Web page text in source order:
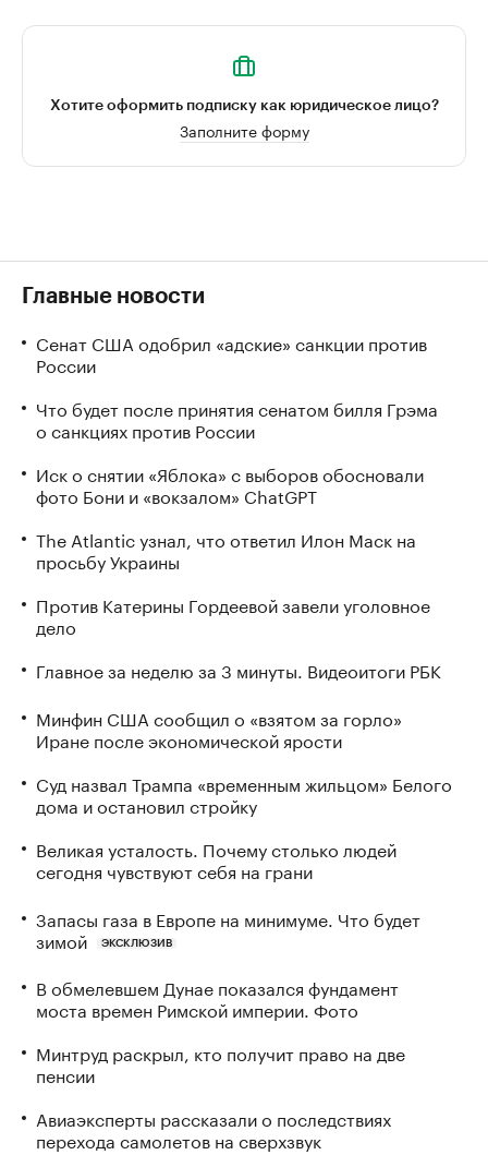
Хотите оформить подписку как юридическое лицо?
Заполните форму
Главные новости
Сенат США одобрил «адские» санкции против
России
Что будет после принятия сенатом билля Грэма
о санкциях против России
Иск о снятии «Яблока» с выборов обосновали
фото Бони и «вокзалом» ChatGPT
The Atlantic узнал, что ответил Илон Маск на
просьбу Украины
Против Катерины Гордеевой завели уголовное
дело
Главное за неделю за 3 минуты. Видеоитоги РБК
Минфин США сообщил о «взятом за горло»
Иране после экономической ярости
Суд назвал Трампа «временным жильцом» Белого
дома и остановил стройку
Великая усталость. Почему столько людей
сегодня чувствуют себя на грани
Запасы газа в Европе на минимуме. Что будет
зимой
ЭКСКЛЮЗИВ
В обмелевшем Дунае показался фундамент
моста времен Римской империи. Фото
Минтруд раскрыл, кто получит право на две
пенсии
Авиаэксперты рассказали о последствиях
перехода самолетов на сверхзвук